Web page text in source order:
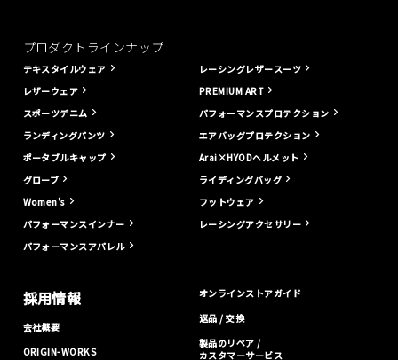
プロダクトラインナップ
テキスタイルウェア
レザーウェア
スポーツデニム
ランディングパンツ
ポータブルキャップ
グローブ
Women's
パフォーマンスインナー
パフォーマンスアパレル
レーシングレザースーツ
PREMIUM ART
パフォーマンスプロテクション
エアバッグプロテクション
Arai×HYODヘルメット
ライディングバッグ
フットウェア
レーシングアクセサリー
採用情報
会社概要
ORIGIN-WORKS
オンラインストアガイド
返品 / 交換
製品のリペア /
カスタマーサービス